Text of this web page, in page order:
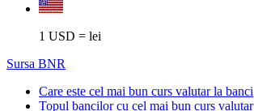
1 USD = lei
Sursa BNR
Care este cel mai bun curs valutar la banci
Topul bancilor cu cel mai bun curs valutar